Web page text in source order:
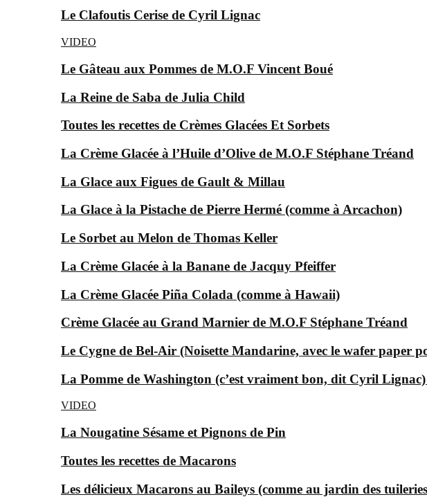
Le Clafoutis Cerise de Cyril Lignac
VIDEO
Le Gâteau aux Pommes de M.O.F Vincent Boué
La Reine de Saba de Julia Child
Toutes les recettes de Crèmes Glacées Et Sorbets
La Crème Glacée à l’Huile d’Olive de M.O.F Stéphane Tréand
La Glace aux Figues de Gault & Millau
La Glace à la Pistache de Pierre Hermé (comme à Arcachon)
Le Sorbet au Melon de Thomas Keller
La Crème Glacée à la Banane de Jacquy Pfeiffer
La Crème Glacée Piña Colada (comme à Hawaii)
Crème Glacée au Grand Marnier de M.O.F Stéphane Tréand
Le Cygne de Bel-Air (Noisette Mandarine, avec le wafer paper
La Pomme de Washington (c’est vraiment bon, dit Cyril
VIDEO
La Nougatine Sésame et Pignons de Pin
Toutes les recettes de Macarons
Les délicieux Macarons au Baileys (comme au jardin des